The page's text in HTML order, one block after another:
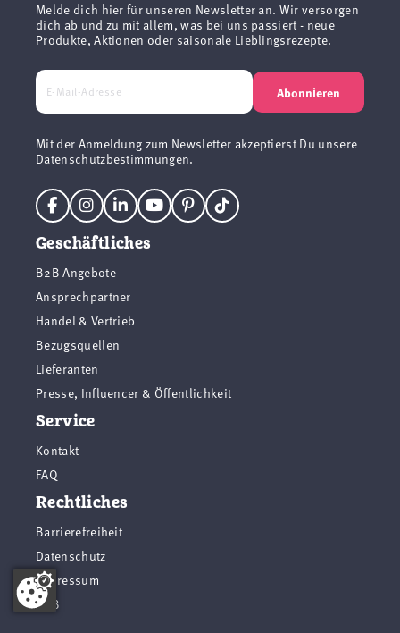
Melde dich hier für unseren Newsletter an. Wir versorgen
dich ab und zu mit allem, was bei uns passiert - neue
Produkte, Aktionen oder saisonale Lieblingsrezepte.
Abonnieren
Mit der Anmeldung zum Newsletter akzeptierst Du unsere
Datenschutzbestimmungen.
Geschäftliches
B2B Angebote
Ansprechpartner
Handel & Vertrieb
Bezugsquellen
Lieferanten
Presse, Influencer & Öffentlichkeit
Service
Kontakt
FAQ
Rechtliches
Barrierefreiheit
Datenschutz
Impressum
AGB